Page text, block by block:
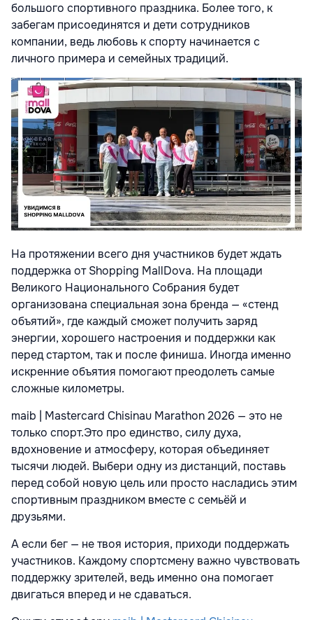
большого спортивного праздника. Более того, к
забегам присоединятся и дети сотрудников
компании, ведь любовь к спорту начинается с
личного примера и семейных традиций.
На протяжении всего дня участников будет ждать
поддержка от Shopping MallDova. На площади
Великого Национального Собрания будет
организована специальная зона бренда — «стенд
объятий», где каждый сможет получить заряд
энергии, хорошего настроения и поддержки как
перед стартом, так и после финиша. Иногда именно
искренние объятия помогают преодолеть самые
сложные километры.
maib | Mastercard Chisinau Marathon 2026 — это не
только спорт.Это про единство, силу духа,
вдохновение и атмосферу, которая объединяет
тысячи людей. Выбери одну из дистанций, поставь
перед собой новую цель или просто насладись этим
спортивным праздником вместе с семьёй и
друзьями.
А если бег — не твоя история, приходи поддержать
участников. Каждому спортсмену важно чувствовать
поддержку зрителей, ведь именно она помогает
двигаться вперед и не сдаваться.